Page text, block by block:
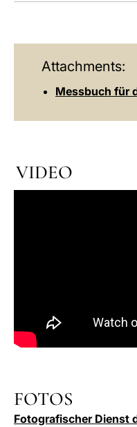
Attachments:
Messbuch für
VIDEO
FOTOS
Fotografischer Dienst